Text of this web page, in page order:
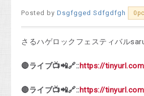
Posted byDsgfgged Sdfgdfgh 0pc
さるハゲロックフェスティバル
🔴ライブ📺📲🔗::https://
🔴ライブ📺📲🔗::https://